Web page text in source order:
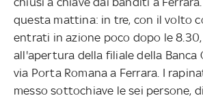
questa mattina: in tre, con il volto
entrati in azione poco dopo le
all'apertura della filiale della Banca
via Porta Romana a Ferrara. I
messo sottochiave le sei persone,